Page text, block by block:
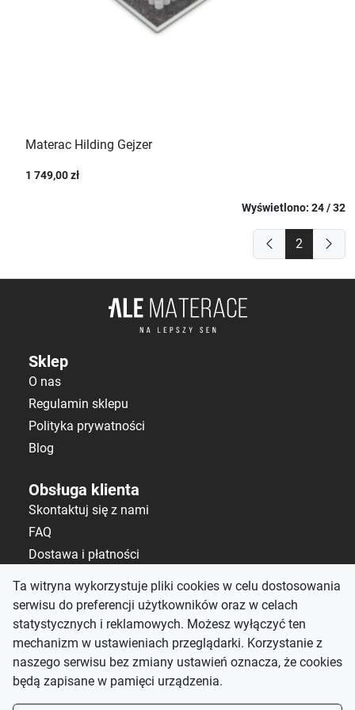
Materac Hilding Gejzer
1 749,00 zł
Wyświetlono: 24 / 32
2
Ta witryna wykorzystuje pliki cookies w celu dostosowania
serwisu do preferencji użytkowników oraz w celach
statystycznych i reklamowych. Możesz wyłączyć ten
mechanizm w ustawieniach przeglądarki. Korzystanie z
naszego serwisu bez zmiany ustawień oznacza, że cookies
będą zapisane w pamięci urządzenia.
Sklep
O nas
Regulamin sklepu
Polityka prywatności
Blog
Obsługa klienta
Skontaktuj się z nami
FAQ
Dostawa i płatności
Kontakt
salon@alematerace.pl
+48 535 808 298
pn-pt: 10:00–19:00,
sb: 9:00–15:00